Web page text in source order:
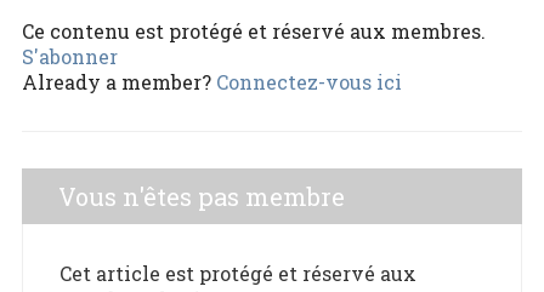
Ce contenu est protégé et réservé aux membres.
S'abonner
Already a member? Connectez-vous ici
Vous n'êtes pas membre
Cet article est protégé et réservé aux